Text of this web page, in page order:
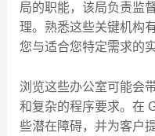
局的职能，该局负责监
理。熟悉这些关键机构
您与适合您特定需求的
浏览这些办公室可能会
和复杂的程序要求。在
些潜在障碍，并为客户